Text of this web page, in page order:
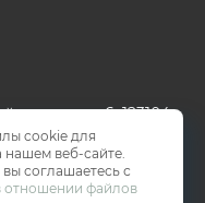
6, 123104
Чеховская - 2 мин
cookie для
нашем веб-сайте.
соглашаетесь с
отношении файлов